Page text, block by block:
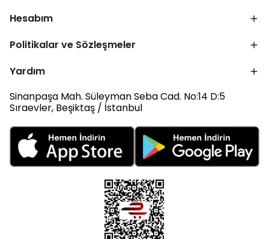
Hesabım
Politikalar ve Sözleşmeler
Yardım
Sinanpaşa Mah. Süleyman Seba Cad. No:14 D:5
Sıraevler, Beşiktaş / İstanbul